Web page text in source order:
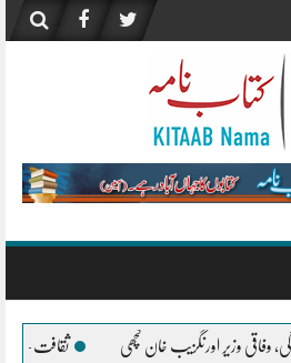
ثقافت – آمنہ سعید ”صنعتِ تلمیح،